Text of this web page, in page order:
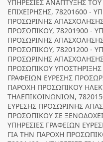
ΥΠΗΡΕΣΙΕΣ ΑΝΑΠΤΥΞΗΣ
ΕΠΙΧΕΙΡΗΣΗΣ, 78201600 -
ΠΡΟΣΩΡΙΝΗΣ
ΠΡΟΣΩΠΙΚΟΥ, 78201900 -
ΠΡΟΣΩΡΙΝΗΣ
ΠΡΟΣΩΠΙΚΟΥ, 78201200 -
ΠΡΟΣΩΡΙΝΗΣ
ΠΡΟΣΩΠΙΚΟΥ ΥΠΟΣΤΗΡΙΞΗΣ
ΓΡΑΦΕΙΩΝ ΕΥΡΕΣΗΣ
ΠΑΡΟΧΗ ΠΡΟΣΩΠΙΚΟΥ
ΤΗΛΕΠΙΚΟΙΝΩΝΙΩΝ,
ΕΥΡΕΣΗΣ ΠΡΟΣΩΡΙΝΗΣ
ΠΡΟΣΩΠΙΚΟΥ ΣΕ
ΥΠΗΡΕΣΙΕΣ ΓΡΑΦΕΙΩΝ
ΓΙΑ ΤΗΝ ΠΑΡΟΧΗ